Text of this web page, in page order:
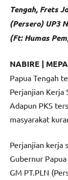
Tengah, Frets
(Persero) UP3
(Ft: Humas
NABIRE |
Papua Tengah
Perjanjian Kerja
Adapun PKS
masyarakat
Perjanjian kerja
Gubernur
GM PT.PLN